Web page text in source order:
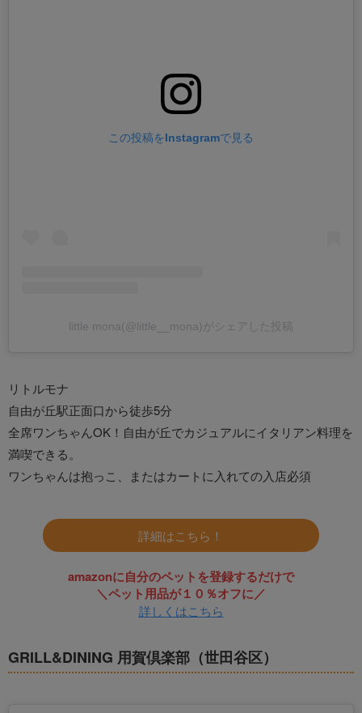
この投稿をInstagramで見る
little mona(@little__mona)がシェアした投稿
リトルモナ
自由が丘駅正面口から徒歩5分
全席ワンちゃんOK！自由が丘でカジュアルにイタリアン料理を
満喫できる。
ワンちゃんは抱っこ、またはカートに入れての入店必須
詳細はこちら！
amazonに自分のペットを登録するだけで
＼ペット用品が１０％オフに／
詳しくはこちら
GRILL&DINING 用賀倶楽部（世田谷区）